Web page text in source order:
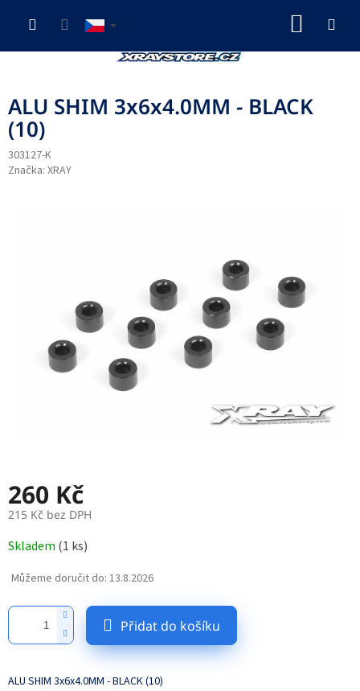
ALU SHIM 3x6x4.0MM - BLACK
(10)
303127-K
Značka: XRAY
260 Kč
215 Kč bez DPH
cena:
Skladem (1 ks)
Můžeme doručit do: 13.8.2026
Přidat do košíku
ALU SHIM 3x6x4.0MM - BLACK (10)